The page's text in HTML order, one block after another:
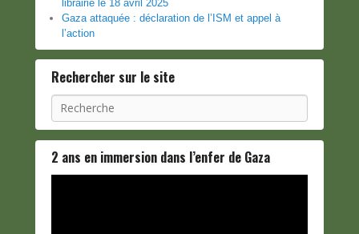
librairie le 18 avril 2025
Gaza attaquée : déclaration de l’ISM et appel à
l’action
Rechercher sur le site
Recherche
2 ans en immersion dans l’enfer de Gaza